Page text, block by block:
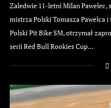
Zaledwie 11-letni Milan Pawelec,
mistrza Polski Tomasza Pawelca
Polski Pit Bike SM, otrzymał
serii Red Bull Rookies Cup…